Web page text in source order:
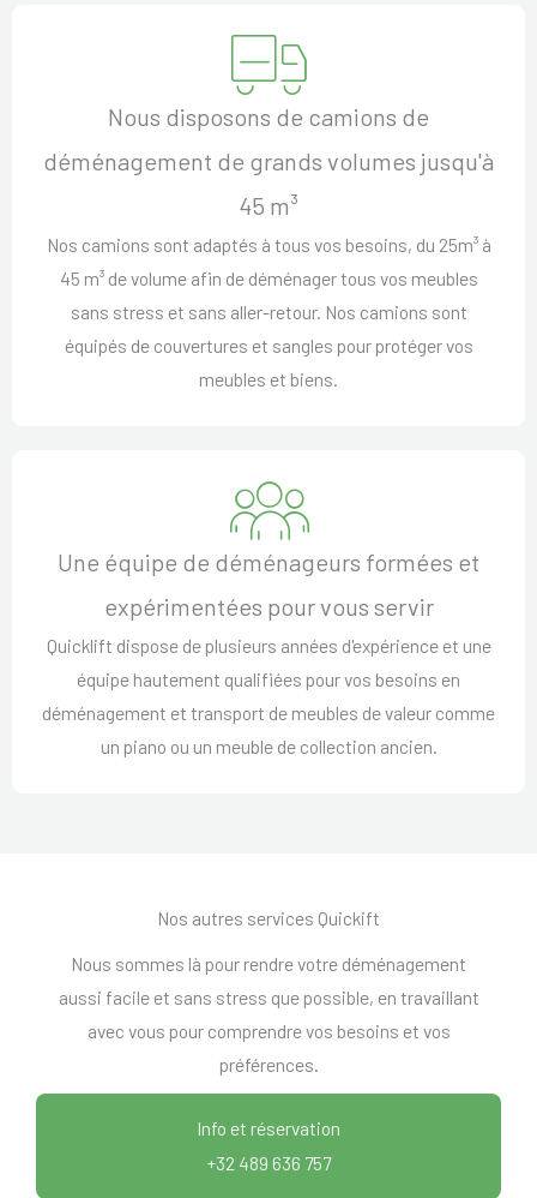
Nous disposons de camions de
déménagement de grands volumes jusqu'à
45 m³
Nos camions sont adaptés à tous vos besoins, du 25m³ à
45 m³ de volume afin de déménager tous vos meubles
sans stress et sans aller-retour. Nos camions sont
équipés de couvertures et sangles pour protéger vos
meubles et biens.
Une équipe de déménageurs formées et
expérimentées pour vous servir
Quicklift dispose de plusieurs années d'expérience et une
équipe hautement qualifiées pour vos besoins en
déménagement et transport de meubles de valeur comme
un piano ou un meuble de collection ancien.
Nos autres services Quickift
Nous sommes là pour rendre votre déménagement
aussi facile et sans stress que possible, en travaillant
avec vous pour comprendre vos besoins et vos
préférences.
Info et réservation
+32 489 636 757